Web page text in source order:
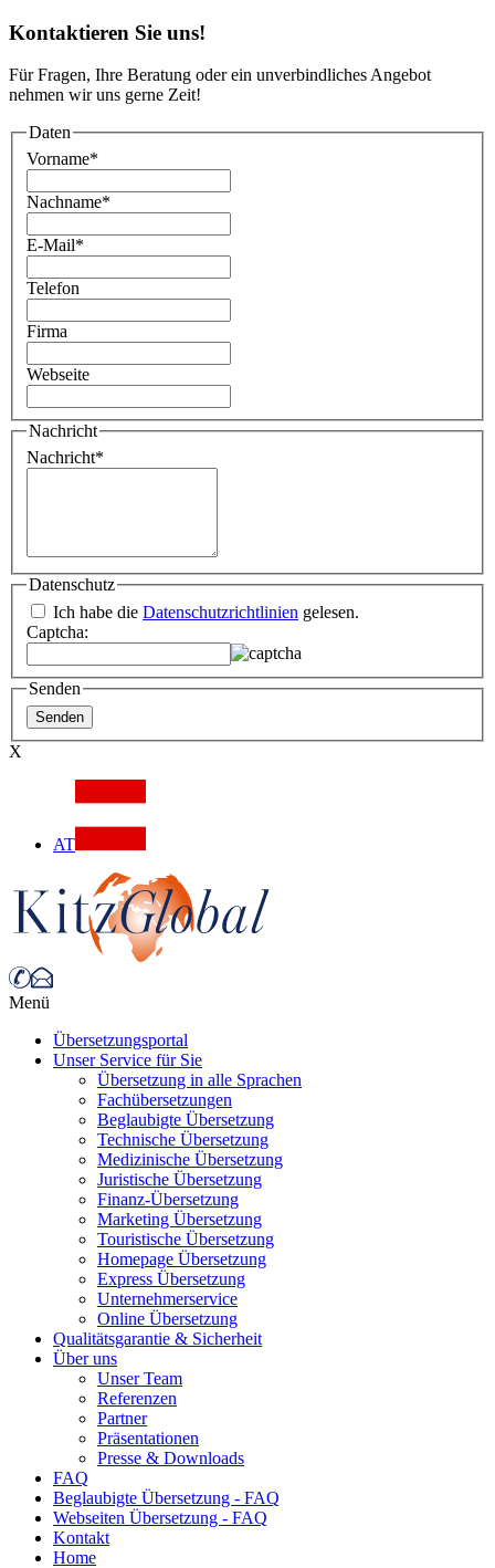
Kontaktieren Sie uns!
Für Fragen, Ihre Beratung oder ein unverbindliches Angebot
nehmen wir uns gerne Zeit!
Daten
Vorname*
Nachname*
E-Mail*
Telefon
Firma
Webseite
Nachricht
Nachricht*
Datenschutz
Ich habe die Datenschutzrichtlinien gelesen.
Captcha:
Senden
X
AT
Menü
Übersetzungsportal
Unser Service für Sie
Übersetzung in alle Sprachen
Fachübersetzungen
Beglaubigte Übersetzung
Technische Übersetzung
Medizinische Übersetzung
Juristische Übersetzung
Finanz-Übersetzung
Marketing Übersetzung
Touristische Übersetzung
Homepage Übersetzung
Express Übersetzung
Unternehmerservice
Online Übersetzung
Qualitätsgarantie & Sicherheit
Über uns
Unser Team
Referenzen
Partner
Präsentationen
Presse & Downloads
FAQ
Beglaubigte Übersetzung - FAQ
Webseiten Übersetzung - FAQ
Kontakt
Home